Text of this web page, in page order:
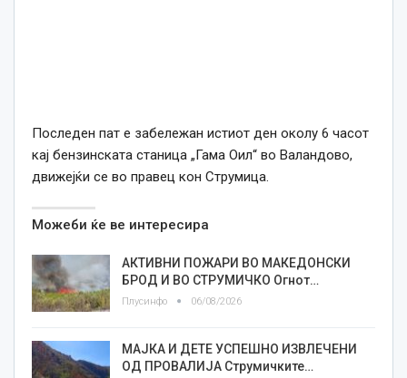
Последен пат е забележан истиот ден околу 6 часот
кај бензинската станица „Гама Оил“ во Валандово,
движејќи се во правец кон Струмица.
Можеби ќе ве интересира
АКТИВНИ ПОЖАРИ ВО МАКЕДОНСКИ
БРОД И ВО СТРУМИЧКО Огнот…
Плусинфо 06/08/2026
МАЈКА И ДЕТЕ УСПЕШНО ИЗВЛЕЧЕНИ
ОД ПРОВАЛИЈА Струмичките…